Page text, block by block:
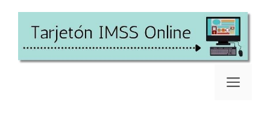
Saltar
contenido